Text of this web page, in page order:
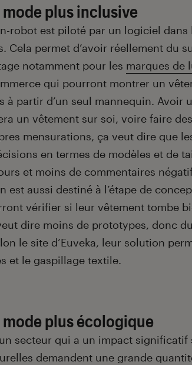
mode plus inclusive
robot est piloté par un logiciel
Cela permet d’avoir réellement du
notamment pour les marques de
qui pourront montrer un
à partir d’un seul mannequin. Avoir
un vêtement sur soi, voire faire
mensurations, ça veut dire que
en termes de modèles et de
et moins de commentaires
est aussi destiné à l’étape de
vérifier si leur vêtement tombe
dire moins de prototypes, donc
le site d’Euveka, leur solution
et le gaspillage textile.
mode plus écologique
secteur qui a un impact significatif
demandent une grande